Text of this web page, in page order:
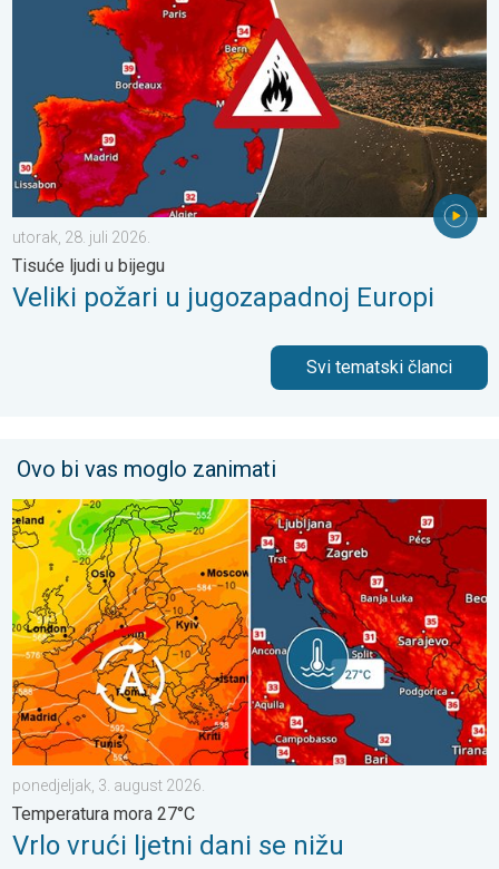
utorak, 28. juli 2026.
Tisuće ljudi u bijegu
Veliki požari u jugozapadnoj Europi
Svi tematski članci
Ovo bi vas moglo zanimati
Vrlo vrući ljetni dani se nižu. Temperatura mora 27°C. . .
ponedjeljak, 3. august 2026.
Temperatura mora 27°C
Vrlo vrući ljetni dani se nižu